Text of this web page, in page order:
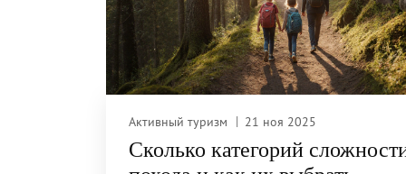
Активный туризм 21 ноя 2025
Сколько категорий